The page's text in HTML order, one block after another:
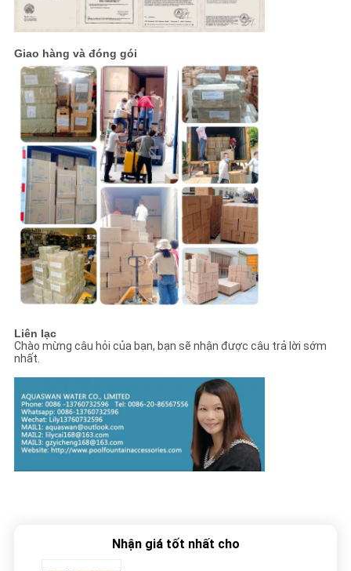
Giao hàng và đóng gói
Liên lạc
Chào mừng câu hỏi của bạn, bạn sẽ nhận được câu trả lời sớm
nhất.
Nhận giá tốt nhất cho